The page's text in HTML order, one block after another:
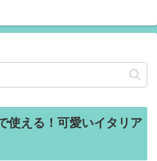
使える！可愛いイタリア